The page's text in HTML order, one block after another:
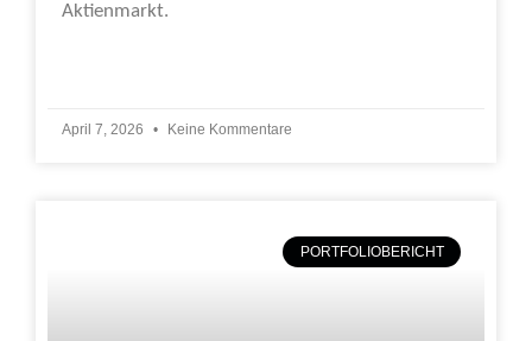
Aktienmarkt.
April 7, 2026 Keine Kommentare
PORTFOLIOBERICHT